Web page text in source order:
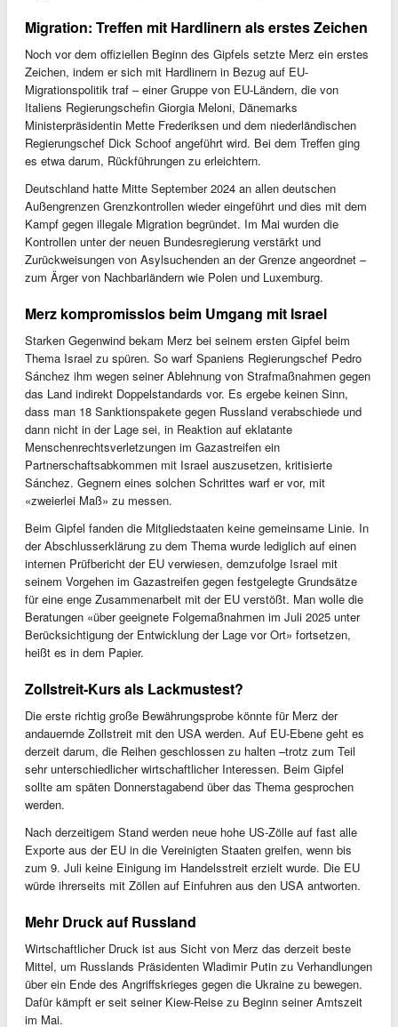
Migration: Treffen mit Hardlinern als erstes Zeichen
Noch vor dem offiziellen Beginn des Gipfels setzte Merz ein erstes
Zeichen, indem er sich mit Hardlinern in Bezug auf EU-
Migrationspolitik traf – einer Gruppe von EU-Ländern, die von
Italiens Regierungschefin Giorgia Meloni, Dänemarks
Ministerpräsidentin Mette Frederiksen und dem niederländischen
Regierungschef Dick Schoof angeführt wird. Bei dem Treffen ging
es etwa darum, Rückführungen zu erleichtern.
Deutschland hatte Mitte September 2024 an allen deutschen
Außengrenzen Grenzkontrollen wieder eingeführt und dies mit dem
Kampf gegen illegale Migration begründet. Im Mai wurden die
Kontrollen unter der neuen Bundesregierung verstärkt und
Zurückweisungen von Asylsuchenden an der Grenze angeordnet –
zum Ärger von Nachbarländern wie Polen und Luxemburg.
Merz kompromisslos beim Umgang mit Israel
Starken Gegenwind bekam Merz bei seinem ersten Gipfel beim
Thema Israel zu spüren. So warf Spaniens Regierungschef Pedro
Sánchez ihm wegen seiner Ablehnung von Strafmaßnahmen gegen
das Land indirekt Doppelstandards vor. Es ergebe keinen Sinn,
dass man 18 Sanktionspakete gegen Russland verabschiede und
dann nicht in der Lage sei, in Reaktion auf eklatante
Menschenrechtsverletzungen im Gazastreifen ein
Partnerschaftsabkommen mit Israel auszusetzen, kritisierte
Sánchez. Gegnern eines solchen Schrittes warf er vor, mit
«zweierlei Maß» zu messen.
Beim Gipfel fanden die Mitgliedstaaten keine gemeinsame Linie. In
der Abschlusserklärung zu dem Thema wurde lediglich auf einen
internen Prüfbericht der EU verwiesen, demzufolge Israel mit
seinem Vorgehen im Gazastreifen gegen festgelegte Grundsätze
für eine enge Zusammenarbeit mit der EU verstößt. Man wolle die
Beratungen «über geeignete Folgemaßnahmen im Juli 2025 unter
Berücksichtigung der Entwicklung der Lage vor Ort» fortsetzen,
heißt es in dem Papier.
Zollstreit-Kurs als Lackmustest?
Die erste richtig große Bewährungsprobe könnte für Merz der
andauernde Zollstreit mit den USA werden. Auf EU-Ebene geht es
derzeit darum, die Reihen geschlossen zu halten –trotz zum Teil
sehr unterschiedlicher wirtschaftlicher Interessen. Beim Gipfel
sollte am späten Donnerstagabend über das Thema gesprochen
werden.
Nach derzeitigem Stand werden neue hohe US-Zölle auf fast alle
Exporte aus der EU in die Vereinigten Staaten greifen, wenn bis
zum 9. Juli keine Einigung im Handelsstreit erzielt wurde. Die EU
würde ihrerseits mit Zöllen auf Einfuhren aus den USA antworten.
Mehr Druck auf Russland
Wirtschaftlicher Druck ist aus Sicht von Merz das derzeit beste
Mittel, um Russlands Präsidenten Wladimir Putin zu Verhandlungen
über ein Ende des Angriffskrieges gegen die Ukraine zu bewegen.
Dafür kämpft er seit seiner Kiew-Reise zu Beginn seiner Amtszeit
im Mai.